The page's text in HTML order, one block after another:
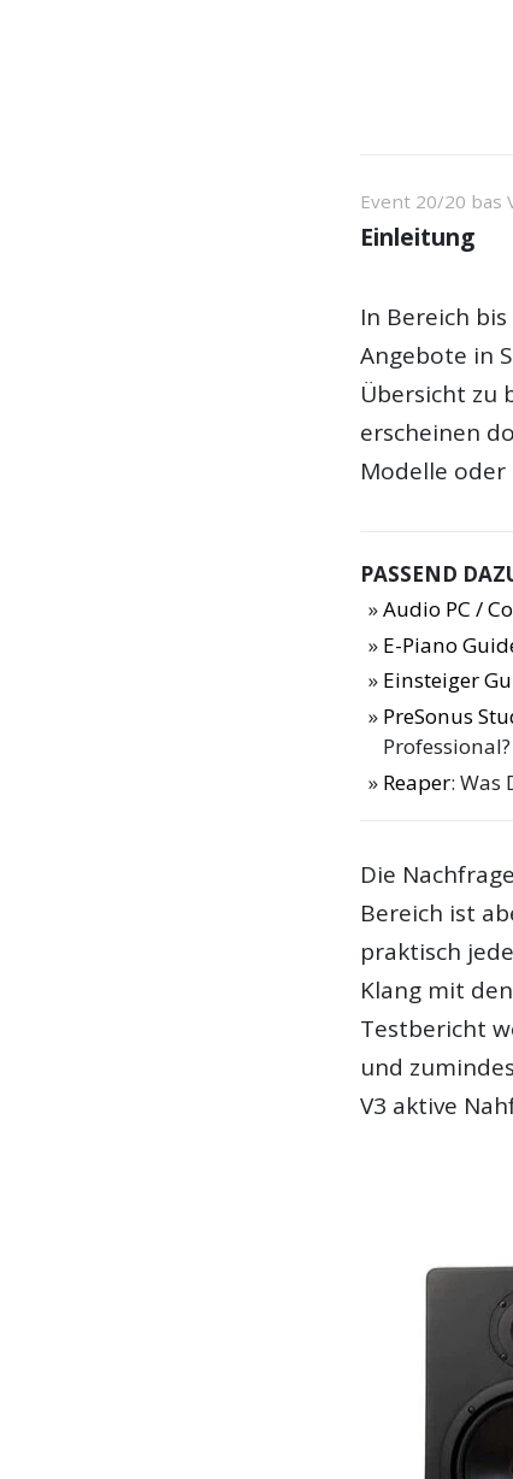
Event 20/20 bas
Einleitung
In Bereich
Angebote in
Übersicht zu
erscheinen
Modelle
PASSEND
Audio PC /
E-Piano
Einsteiger
PreSonus
Professional?
Reaper: Was
Die
Bereich ist
praktisch
Klang mit
Testbericht
und
V3 aktive